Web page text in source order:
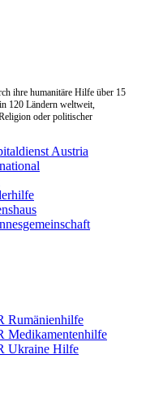
ihre humanitäre Hilfe über 15
120 Ländern weltweit,
oder politischer
Austria
Rumänienhilfe
Medikamentenhilfe
Ukraine Hilfe